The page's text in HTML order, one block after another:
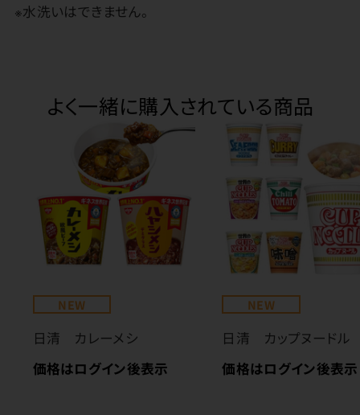
※水洗いはできません。
よく一緒に購入されている商品
NEW
日清 カレーメシ
価格はログイン後表示
NEW
日清 カップヌードル
価格はログイン後表示